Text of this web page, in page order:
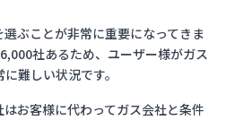
ぶことが非常に重要になってきま
社あるため、ユーザー様がガス
難しい状況です。
お客様に代わってガス会社と条件